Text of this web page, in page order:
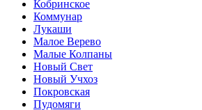
Кобринское
Коммунар
Лукаши
Малое Верево
Малые Колпаны
Новый Свет
Новый Учхоз
Покровская
Пудомяги